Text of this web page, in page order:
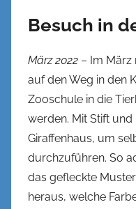
Besuch in
März 2022 – Im März
auf den Weg in den
Zooschule in die
werden. Mit Stift und
Giraffenhaus, um
durchzuführen. So
das gefleckte
heraus, welche